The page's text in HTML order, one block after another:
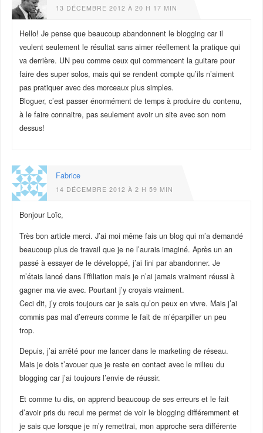
13 DÉCEMBRE 2012 À 20 H 17 MIN
Hello! Je pense que beaucoup abandonnent le blogging car il
veulent seulement le résultat sans aimer réellement la pratique qui
va derrière. UN peu comme ceux qui commencent la guitare pour
faire des super solos, mais qui se rendent compte qu’ils n’aiment
pas pratiquer avec des morceaux plus simples.
Bloguer, c’est passer énormément de temps à produire du contenu,
à le faire connaitre, pas seulement avoir un site avec son nom
dessus!
Fabrice
14 DÉCEMBRE 2012 À 2 H 59 MIN
Bonjour Loïc,
Très bon article merci. J’ai moi même fais un blog qui m’a demandé
beaucoup plus de travail que je ne l’aurais imaginé. Après un an
passé à essayer de le développé, j’ai fini par abandonner. Je
m’étais lancé dans l’ffiliation mais je n’ai jamais vraiment réussi à
gagner ma vie avec. Pourtant j’y croyais vraiment.
Ceci dit, j’y crois toujours car je sais qu’on peux en vivre. Mais j’ai
commis pas mal d’erreurs comme le fait de m’éparpiller un peu
trop.
Depuis, j’ai arrêté pour me lancer dans le marketing de réseau.
Mais je dois t’avouer que je reste en contact avec le milieu du
blogging car j’ai toujours l’envie de réussir.
Et comme tu dis, on apprend beaucoup de ses erreurs et le fait
d’avoir pris du recul me permet de voir le blogging différemment et
je sais que lorsque je m’y remettrai, mon approche sera différente